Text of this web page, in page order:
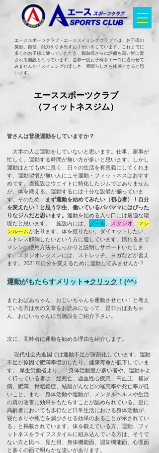
エーススポーツクラブ・エーススイミングクラブでは、お子様の
笑顔、自信、能力を引き出すお手伝いをしています。これまでに
多くのお子様に通っていただき、親御様からの評価も高い皆に愛
される施設となっています。是非一度お子様をエースに通わせて
みませんか？スイミングの楽しさ、素晴らしさを体感できると思
います。
​エーススポーツクラブ
（フィットネスジム）
皆さんは普段運動をしていますか？
大半の人は運動をしていないと思います。仕事、家事が
忙しく、運動する時間が無い方が多いと思います。しかし
運動はとても体に良く、日々の生活を有意義にしてくれま
す。運動習慣が無い人にこそ運動・フィットネスはおすす
めです。当施設はウエイトに特化したジムではありません
が、体を鍛える、運動するには十分な設備が揃っていま
す。そのため、
まず運動を始めてみたい（初心者）！自分
を変えたい！と思う学生、働いているパパママにはぴった
りなジムだと思います。 運動を始める入り口には最適な環
境だと思います。 施設内には、 プール、 スタジオ、 マシ
ンルームがあります。体を絞りたい、ダイエットしたい、
ストレス解消したいという方に適しています。慣れるまで
マシンの使用方法をしっかりと説明しサポートいたしま
す。スタジオレッスンには、ストレッチ、ヨガなどが習え
ます。2021年自分を変えるために運動してみませんか？
運動がもたらすメリット➜クリック ！(^^♪
またおばあちゃん、おじいちゃんを運動させたい！と考え
ている方は次の文章をお読みになって、是非おばあちゃ
ん、おじいちゃんに当施設をご紹介下さい。
次に、高齢者に運動を勧める理由を紹介します。
現代社会先進国では運動不足が深刻化しています。運動
不足が原因で肥満率増加したり、健康寿命が低下していま
す。 厚生労働省より、「身体活動量が多い者や、運動をよ
く行っている者は、総死亡、虚血性心疾患、高血圧、糖尿
病、肥満、骨粗鬆症、結腸がんなどの罹患率や死亡率が低
いこと、また、身体活動や運動が、メンタルヘルスや生活
の質の改善に効果をもたらすことが認められている。更に
高齢者においても歩行など日常生活における身体活動が、
寝たきりや死亡を減少させる効果のあることが示されてい
る」と掲載されています。体を鍛えている方、運動、フィ
ットネスをライフスタイルに組み込んでいる方は、そうで
ない方と比べ、見た目、身体機能面、認知機能面、心理面
と多くの面で明らかな違いがあります。